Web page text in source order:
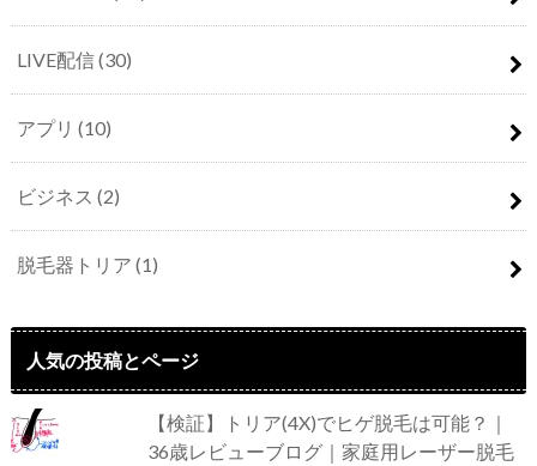
LIVE配信(30)
アプリ (10)
ビジネス (2)
脱毛器トリア (1)
人気の投稿とページ
【検証】トリア(4X)でヒゲ脱毛は可能？｜
36歳レビューブログ｜家庭用レーザー脱毛